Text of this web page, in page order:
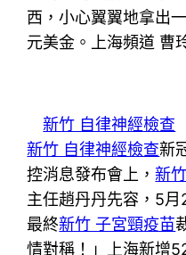
西，小心翼翼地拿出
元美金。上海頻道 曹
新竹 自律神經檢查
新竹 自律神經檢查新
控消息發布會上，新
主任趙丹丹先容，5
最終新竹 子宮頸疫苗
情對稱！」上海新增